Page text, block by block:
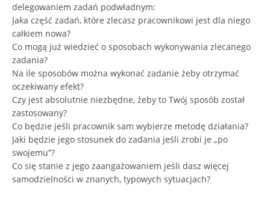
delegowaniem zadań podwładnym:
Jaka część zadań, które zlecasz pracownikowi jest dla niego
całkiem nowa?
Co mogą już wiedzieć o sposobach wykonywania zlecanego
zadania?
Na ile sposobów można wykonać zadanie żeby otrzymać
oczekiwany efekt?
Czy jest absolutnie niezbędne, żeby to Twój sposób został
zastosowany?
Co będzie jeśli pracownik sam wybierze metodę działania?
Jaki będzie jego stosunek do zadania jeśli zrobi je „po
swojemu”?
Co się stanie z jego zaangażowaniem jeśli dasz więcej
samodzielności w znanych, typowych sytuacjach?